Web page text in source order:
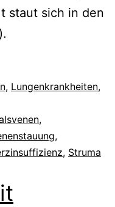
staut sich in den
, Lungenkrankheiten,
,
,
, Struma